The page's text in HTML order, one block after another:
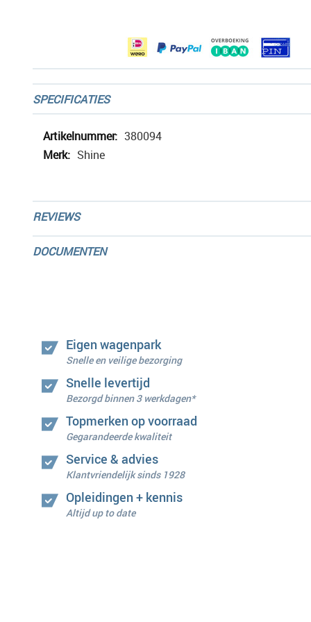
SPECIFICATIES
Meer
informatie
380094
Shine
REVIEWS
DOCUMENTEN
Eigen wagenpark
Snelle en veilige bezorging
Snelle levertijd
Bezorgd binnen 3 werkdagen*
Topmerken op voorraad
Gegarandeerde kwaliteit
Service & advies
Klantvriendelijk sinds 1928
Opleidingen + kennis
Altijd up to date